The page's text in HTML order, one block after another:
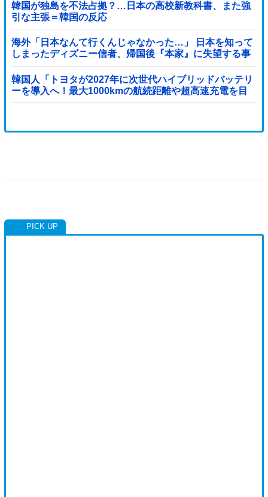
韓国が独島を不法占拠？…日本の高校新教科書、また強
引な主張＝韓国の反応
海外「日本なんて行くんじゃなかった…」 日本を知って
しまったディズニー信者、帰国後『本家』に失望する事
態に
韓国人「トヨタが2027年に次世代ハイブリッドバッテリ
ーを導入へ！最大1000kmの航続距離や超高速充電を目
指す」